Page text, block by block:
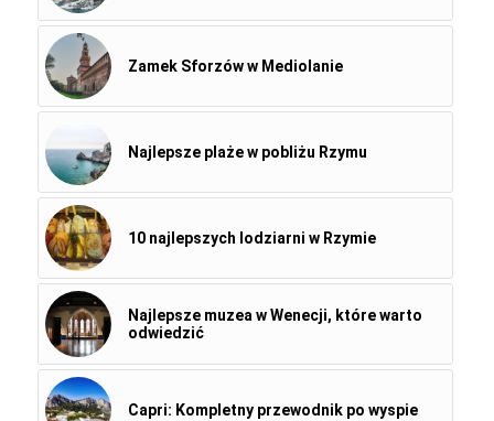
Zamek Sforzów w Mediolanie
Najlepsze plaże w pobliżu Rzymu
10 najlepszych lodziarni w Rzymie
Najlepsze muzea w Wenecji, które warto
odwiedzić
Capri: Kompletny przewodnik po wyspie